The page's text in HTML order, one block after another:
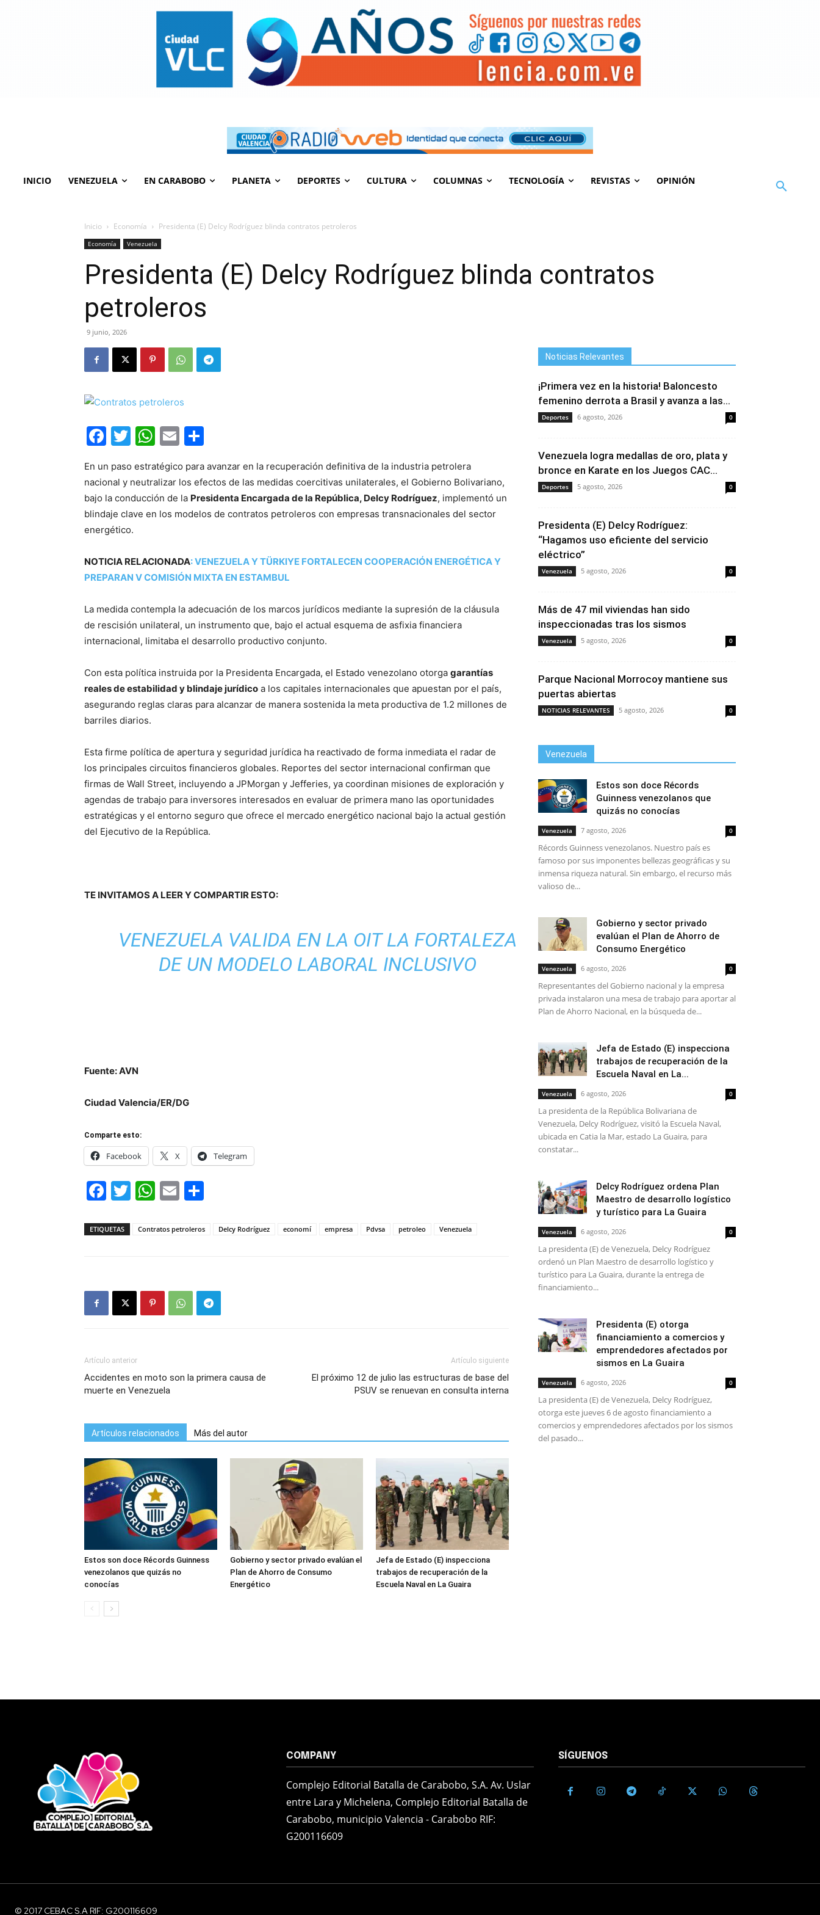
INICIO VENEZUELA EN CARABOBO PLANETA DEPORTES CULTURA COLUMNAS TECNOLOGÍA REVISTAS OPINIÓN
Inicio Economía Presidenta (E) Delcy Rodríguez blinda contratos petroleros
Economía Venezuela
Presidenta (E) Delcy Rodríguez blinda contratos
petroleros
9 junio, 2026
Facebook
Twitter
WhatsApp
Email
En un paso estratégico para avanzar en la recuperación definitiva de la industria petrolera
nacional y neutralizar los efectos de las medidas coercitivas unilaterales, el Gobierno Bolivariano,
bajo la conducción de la Presidenta Encargada de la República, Delcy Rodríguez, implementó un
blindaje clave en los modelos de contratos petroleros con empresas transnacionales del sector
energético.
NOTICIA RELACIONADA:VENEZUELA Y TÜRKIYE FORTALECEN COOPERACIÓN ENERGÉTICA Y
PREPARAN V COMISIÓN MIXTA EN ESTAMBUL
La medida contempla la adecuación de los marcos jurídicos mediante la supresión de la cláusula
de rescisión unilateral, un instrumento que, bajo el actual esquema de asfixia financiera
internacional, limitaba el desarrollo productivo conjunto.
Con esta política instruida por la Presidenta Encargada, el Estado venezolano otorga garantías
reales de estabilidad y blindaje jurídico a los capitales internacionales que apuestan por el país,
asegurando reglas claras para alcanzar de manera sostenida la meta productiva de 1.2 millones de
barriles diarios.
Esta firme política de apertura y seguridad jurídica ha reactivado de forma inmediata el radar de
los principales circuitos financieros globales. Reportes del sector internacional confirman que
firmas de Wall Street, incluyendo a JPMorgan y Jefferies, ya coordinan misiones de exploración y
agendas de trabajo para inversores interesados en evaluar de primera mano las oportunidades
estratégicas y el entorno seguro que ofrece el mercado energético nacional bajo la actual gestión
del Ejecutivo de la República.
TE INVITAMOS A LEER Y COMPARTIR ESTO:
VENEZUELA VALIDA EN LA OIT LA FORTALEZA
DE UN MODELO LABORAL INCLUSIVO
Fuente: AVN
Ciudad Valencia/ER/DG
Comparte esto:
Facebook X Telegram
Facebook
Twitter
WhatsApp
Email
ETIQUETAS Contratos petroleros Delcy Rodríguez economí empresa Pdvsa petroleo Venezuela
Artículo anterior
Accidentes en moto son la primera causa de
muerte en Venezuela
Artículo siguiente
El próximo 12 de julio las estructuras de base del
PSUV se renuevan en consulta interna
Artículos relacionados Más del autor
Estos son doce Récords Guinness
venezolanos que quizás no
conocías
Gobierno y sector privado evalúan el
Plan de Ahorro de Consumo
Energético
Jefa de Estado (E) inspecciona
trabajos de recuperación de la
Escuela Naval en La Guaira
Noticias Relevantes
¡Primera vez en la historia! Baloncesto
femenino derrota a Brasil y avanza a las...
Deportes 6 agosto, 2026 0
Venezuela logra medallas de oro, plata y
bronce en Karate en los Juegos CAC...
Deportes 5 agosto, 2026 0
Presidenta (E) Delcy Rodríguez:
“Hagamos uso eficiente del servicio
eléctrico”
Venezuela 5 agosto, 2026 0
Más de 47 mil viviendas han sido
inspeccionadas tras los sismos
Venezuela 5 agosto, 2026 0
Parque Nacional Morrocoy mantiene sus
puertas abiertas
NOTICIAS RELEVANTES 5 agosto, 2026 0
Venezuela
Estos son doce Récords
Guinness venezolanos que
quizás no conocías
Venezuela 7 agosto, 2026 0
Récords Guinness venezolanos. Nuestro país es
famoso por sus imponentes bellezas geográficas y su
inmensa riqueza natural. Sin embargo, el recurso más
valioso de...
Gobierno y sector privado
evalúan el Plan de Ahorro de
Consumo Energético
Venezuela 6 agosto, 2026 0
Representantes del Gobierno nacional y la empresa
privada instalaron una mesa de trabajo para aportar al
Plan de Ahorro Nacional, en la búsqueda de...
Jefa de Estado (E) inspecciona
trabajos de recuperación de la
Escuela Naval en La...
Venezuela 6 agosto, 2026 0
La presidenta de la República Bolivariana de
Venezuela, Delcy Rodríguez, visitó la Escuela Naval,
ubicada en Catia la Mar, estado La Guaira, para
constatar...
Delcy Rodríguez ordena Plan
Maestro de desarrollo logístico
y turístico para La Guaira
Venezuela 6 agosto, 2026 0
La presidenta (E) de Venezuela, Delcy Rodríguez
ordenó un Plan Maestro de desarrollo logístico y
turístico para La Guaira, durante la entrega de
financiamiento...
Presidenta (E) otorga
financiamiento a comercios y
emprendedores afectados por
sismos en La Guaira
Venezuela 6 agosto, 2026 0
La presidenta (E) de Venezuela, Delcy Rodríguez,
otorga este jueves 6 de agosto financiamiento a
comercios y emprendedores afectados por los sismos
del pasado...
COMPANY
Complejo Editorial Batalla de Carabobo, S.A. Av. Uslar
entre Lara y Michelena, Complejo Editorial Batalla de
Carabobo, municipio Valencia - Carabobo RIF:
G200116609
SÍGUENOS
© 2017 CEBAC S.A RIF: G200116609